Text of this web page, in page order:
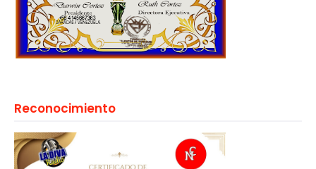
Reconocimiento